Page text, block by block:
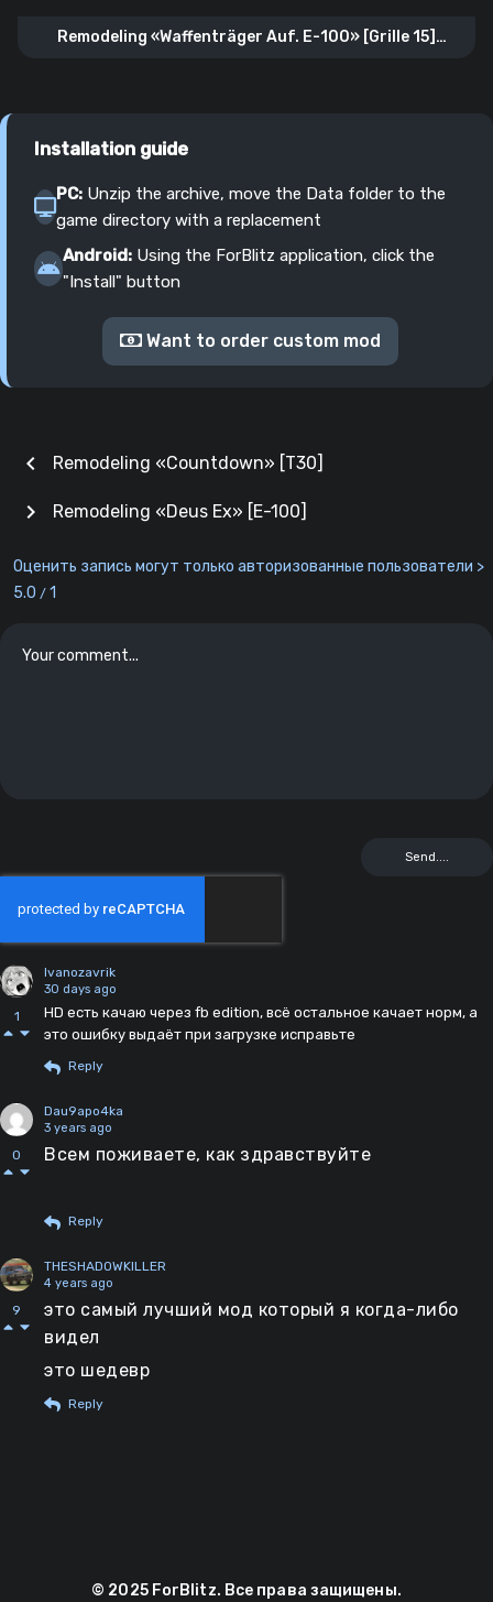
Remodeling «Waffenträger Auf. E-100» [Grille 15]
Installation guide
PC: Unzip the archive, move the Data folder to the
game directory with a replacement
Android: Using the ForBlitz application, click the
"Install" button
Want to order custom mod
chevron_left Remodeling «Countdown» [T30]
Remodeling «Deus Ex» [E-100]
chevron_right
Оценить запись могут только авторизованные пользователи >
5.0 / 1
1
Ivanozavrik
30 days ago
HD есть качаю через fb edition, всё остальное качает норм, а
это ошибку выдаёт при загрузке исправьте
Reply
0
Dau9apo4ka
3 years ago
Всем поживаете, как здравствуйте
Reply
9
THESHADOWKILLER
4 years ago
это самый лучший мод который я когда-либо
видел
это шедевр
Reply
© 2025 ForBlitz. Все права защищены.